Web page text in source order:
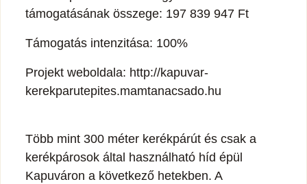
támogatásának összege: 197 839 947 Ft
Támogatás intenzitása: 100%
Projekt weboldala: http://kapuvar-
kerekparutepites.mamtanacsado.hu
Több mint 300 méter kerékpárút és csak a
kerékpárosok által használható híd épül
Kapuváron a következő hetekben. A